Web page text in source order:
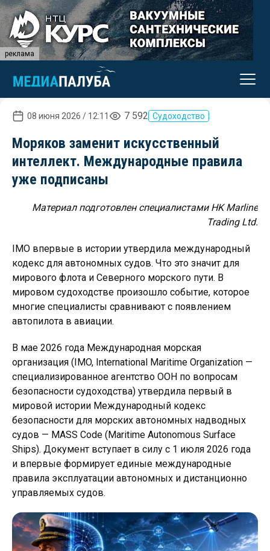
реклама
08 июня 2026 / 12:11 7 592 Судоходство
Моряков заменит искусственный
интеллект. Международные правила
уже подписаны
Материал подготовлен специалистами HK Marline
Trading Ltd.
IMO впервые в истории утвердила международный
кодекс для автономных судов. Что это значит для
мирового флота и Северного морского пути. В
мировом судоходстве произошло событие, которое
многие специалисты сравнивают с появлением
автопилота в авиации.
В мае 2026 года Международная морская
организация (IMO, International Maritime Organization —
специализированное агентство ООН по вопросам
безопасности судоходства) утвердила первый в
мировой истории Международный кодекс
безопасности для морских автономных надводных
судов — MASS Code (Maritime Autonomous Surface
Ships). Документ вступает в силу с 1 июля 2026 года
и впервые формирует единые международные
правила эксплуатации автономных и дистанционно
управляемых судов.